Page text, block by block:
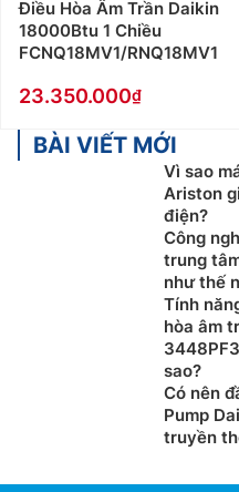
trường.
Dàn nóng Điều Hòa
chắc chắn, có thể
động của môi trường
đổi nhiệt thông qua
bộ phận chính là:
Đây là bộ phận tiêu
Hòa Âm Trần 1 chiều
Nguyên lý hoạt động
Quạt ở dàn lạnh sẽ
không khí trong
bảo sự luân chuyển
Cảm biến nhiệt độ
cảm nhận nhiệt độ
Bảng điều khiển sẽ
Điều Hòa Âm Trần Daikin
18000Btu 1 Chiều
FCNQ18MV1/RNQ18MV1
23.350.000
BÀI VIẾT MỚI
Vì sao
Ariston
điện?
Công
trung
như thế
Tính
hòa âm
sao?
Có nên
Pump
truyền